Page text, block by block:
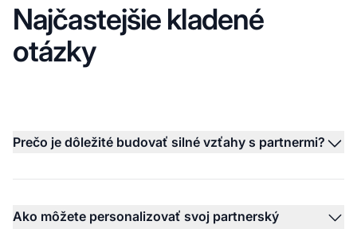
Najčastejšie kladené
otázky
Prečo je dôležité budovať silné vzťahy s partnermi?
Ako môžete personalizovať svoj partnerský